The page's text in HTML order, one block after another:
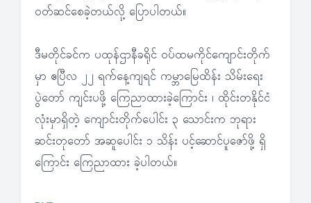
ဝတ်ဆင်စေခဲ့တယ်လို့ ပြောပါတယ်။
ဒီမတိုင်ခင်က ပထုန်ဌာနီခရိုင် ဝပ်ထမကိုင်ကျောင်းတိုက်
မှာ ဧပြီလ ၂၂ ရက်နေ့ကျရင် ကမ္ဘာမြေထိန်း သိမ်းရေး
ပွဲတော် ကျင်းပဖို့ ကြေညာထားခဲ့ကြောင်း ၊ ထိုင်းတနိုင်ငံ
လုံးမှာရှိတဲ့ ကျောင်းတိုက်ပေါင်း ၃ သောင်းက ဘုရား
ဆင်းတုတော် အဆူပေါင်း ၁ သိန်း ပင့်ဆောင်ပူဇော်ဖို့ ရှိ
ကြောင်း ကြေညာထား ခဲ့ပါတယ်။